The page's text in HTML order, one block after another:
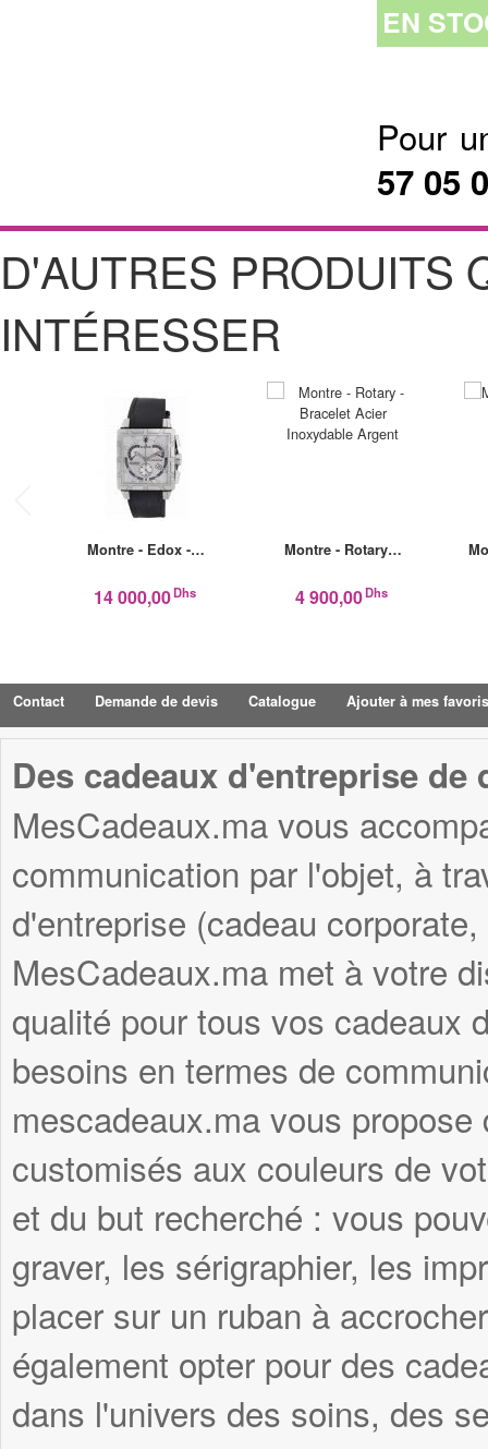
EN
Pour
57 05
D'AUTRES PRODUITS
INTÉRESSER
Montre - Edox -…
14 000,00Dhs
Montre - Rotary…
4 900,00Dhs
Contact Demande de devis Catalogue Ajouter à mes favoris
Des cadeaux d'entreprise
MesCadeaux.ma vous
communication par l'objet, à
d'entreprise (cadeau
MesCadeaux.ma met à votre
qualité pour tous vos cadeaux
besoins en termes de
mescadeaux.ma vous
customisés aux couleurs de
et du but recherché : vous
graver, les sérigraphier, les
placer sur un ruban à
également opter pour des
dans l'univers des soins, des